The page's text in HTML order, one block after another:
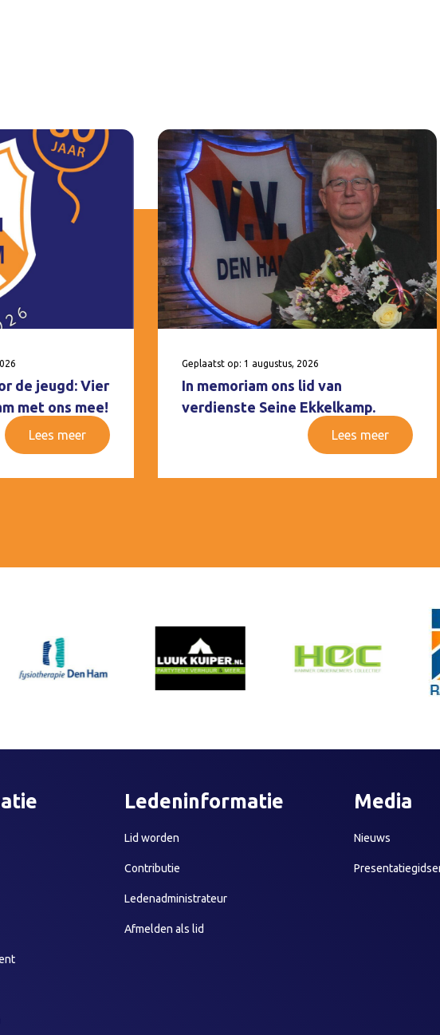
de jeugd: Vier
met ons mee!
Lees meer
Geplaatst op: 1 augustus, 2026
In memoriam ons lid van
verdienste Seine Ekkelkamp.
Lees meer
Ledeninformatie
Lid worden
Contributie
Ledenadministrateur
Afmelden als lid
Media
Nieuws